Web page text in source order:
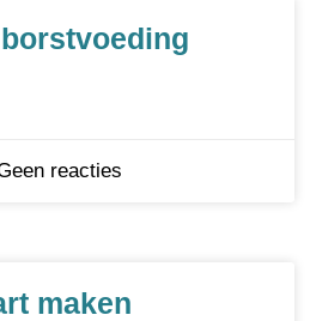
reacties
maken